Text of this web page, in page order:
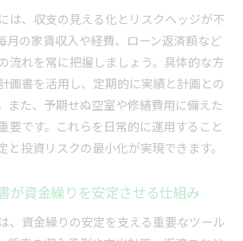
は、収支の見える化とリスクヘッジが不
月の家賃収入や経費、ローン返済額など
流れを常に把握しましょう。具体的な方
画書を活用し、定期的に実績と計画との
また、予期せぬ空室や修繕費用に備えた
要です。これらを日常的に運用すること
と投資リスクの最小化が実現できます。
が資金繰りを安定させる仕組み
、資金繰りの安定を支える重要なツール